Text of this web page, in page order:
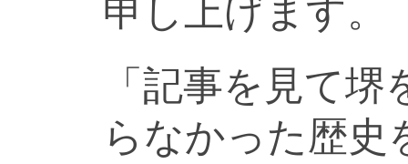
申し上げます。
「記事を見て
らなかった歴史